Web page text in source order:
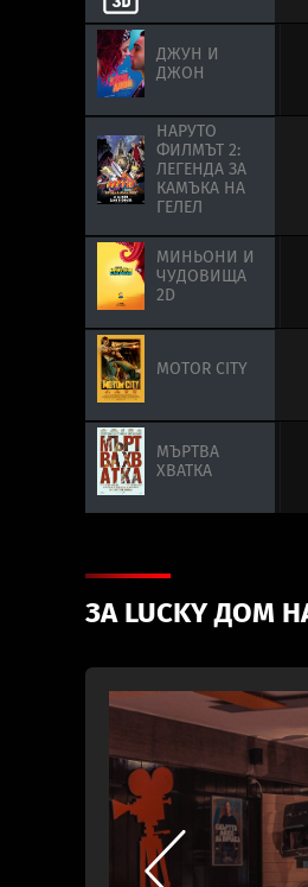
ДЖУН И
ДЖОН
ДЖУН И
ДЖОН
НАРУТО
ФИЛМЪТ 2:
ЛЕГЕНДА ЗА
КАМЪКА НА
ГЕЛЕЛ
НАРУТО
ФИЛМЪТ 2:
ЛЕГЕНДА ЗА
КАМЪКА НА
ГЕЛЕЛ
МИНЬОНИ И
ЧУДОВИЩА
2D
МИНЬОНИ И
ЧУДОВИЩА
2D
MOTOR CITY
MOTOR CITY
МЪРТВА
ХВАТКА
МЪРТВА
ХВАТКА
ЗА LUCKY ДОМ